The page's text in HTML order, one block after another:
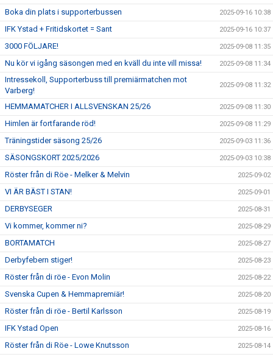
Boka din plats i supporterbussen 2025-09-16 10:38
IFK Ystad + Fritidskortet = Sant 2025-09-16 10:37
3000 FÖLJARE! 2025-09-08 11:35
Nu kör vi igång säsongen med en kväll du inte vill missa! 2025-09-08 11:34
Intressekoll, Supporterbuss till premiärmatchen mot
Varberg!
2025-09-08 11:32
HEMMAMATCHER I ALLSVENSKAN 25/26 2025-09-08 11:30
Himlen är fortfarande röd! 2025-09-08 11:29
Träningstider säsong 25/26 2025-09-03 11:36
SÄSONGSKORT 2025/2026 2025-09-03 10:38
Röster från di Röe - Melker & Melvin 2025-09-02
VI ÄR BÄST I STAN! 2025-09-01
DERBYSEGER 2025-08-31
Vi kommer, kommer ni? 2025-08-29
BORTAMATCH 2025-08-27
Derbyfebern stiger! 2025-08-23
Röster från di röe - Evon Molin 2025-08-22
Svenska Cupen & Hemmapremiär! 2025-08-20
Röster från di röe - Bertil Karlsson 2025-08-19
IFK Ystad Open 2025-08-16
Röster från di Röe - Lowe Knutsson 2025-08-14